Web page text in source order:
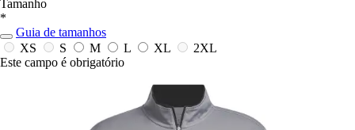
Tamanho
*
Guia de tamanhos
XS
S M L XL
2XL
Este campo é obrigatório